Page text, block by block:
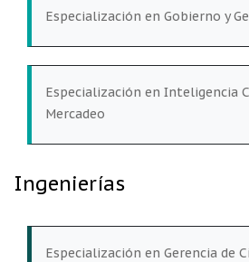
Especialización en Gobierno y
Especialización en Inteligencia
Mercadeo
Ingenierías
Especialización en Gerencia de